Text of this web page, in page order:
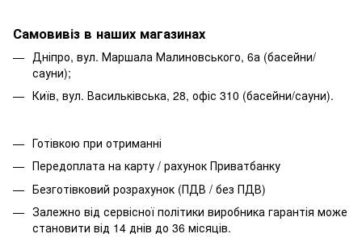
Самовивіз в наших магазинах
Дніпро, вул. Маршала Малиновського, 6а (басейни/
сауни);
Київ, вул. Васильківська, 28, офіс 310 (басейни/сауни).
Готівкою при отриманні
Передоплата на карту / рахунок Приватбанку
Безготівковий розрахунок (ПДВ / без ПДВ)
Залежно від сервісної політики виробника гарантія може
становити від 14 днів до 36 місяців.